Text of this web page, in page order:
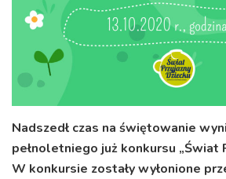
Nadszedł czas na świętowanie
pełnoletniego już konkursu „Świat
W konkursie zostały wyłonione